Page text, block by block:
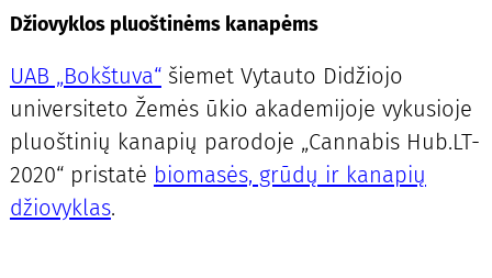
Džiovyklos pluoštinėms kanapėms
UAB „Bokštuva“šiemet Vytauto Didžiojo
universiteto Žemės ūkio akademijoje vykusioje
pluoštinių kanapių parodoje „Cannabis Hub.LT-
2020“ pristatė biomasės, grūdų ir kanapių
džiovyklas.